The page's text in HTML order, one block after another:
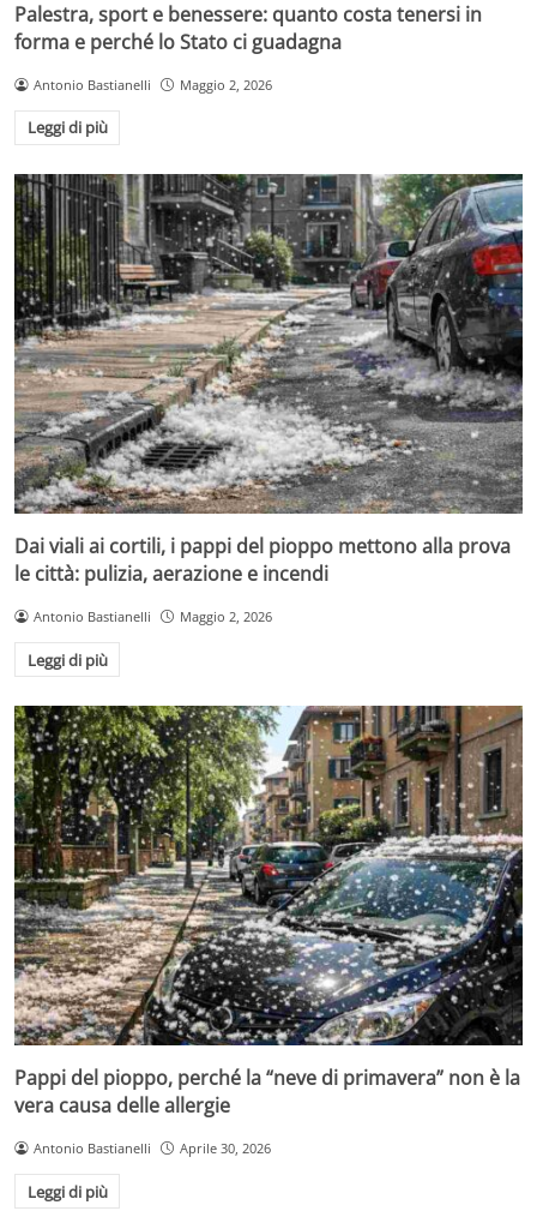
Palestra, sport e benessere: quanto costa tenersi in
forma e perché lo Stato ci guadagna
Antonio Bastianelli Maggio 2, 2026
Leggi di più
Dai viali ai cortili, i pappi del pioppo mettono alla prova
le città: pulizia, aerazione e incendi
Antonio Bastianelli Maggio 2, 2026
Leggi di più
Pappi del pioppo, perché la “neve di primavera” non è la
vera causa delle allergie
Antonio Bastianelli Aprile 30, 2026
Leggi di più